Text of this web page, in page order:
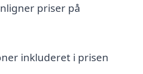
priser på
inkluderet i prisen